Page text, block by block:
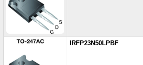
IRFP23N50LPBF